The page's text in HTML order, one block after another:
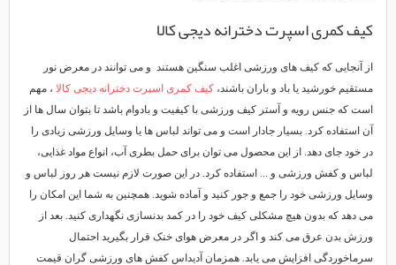
کیف کمری اسپرت دخترانه دیجی کالا
از آنجایی که کیف های ورزشی اغلب سنگین هستند و می توانند در معرض نور
مستقیم خورشید یا باد و باران باشند، کیف کمری اسپرت دخترانه دیجی کالا ، مهم
است که جنس رویه و آستر کیف ورزشی با کیفیت و بادوام باشد تا بتوان سال ها از
آن استفاده کرد. بسیار جادار است و می تواند لباس ها یا وسایل ورزشی زیادی را
در خود جای دهد. از این محصول می توان برای حمل بطری آب، انواع مواد غذایی،
لباس و کفش ورزشی و ... استفاده کرد. در این صورت لازم نیست هر روز لباس و
وسایل ورزشی خود را جمع و جور کنید و آماده شوید. همچنین به شما این امکان را
می دهد که بدون هیچ مشکلی کیف خود را در کمد بدنسازی نگهداری کنید. بعد از
ورزش بدن عرق می کند و اگر در معرض هوای خنک قرار بگیرید احتمال
سرماخوردگی افزایش می یابد. همزمان آدیداس کفش های ورزشی گران قیمت